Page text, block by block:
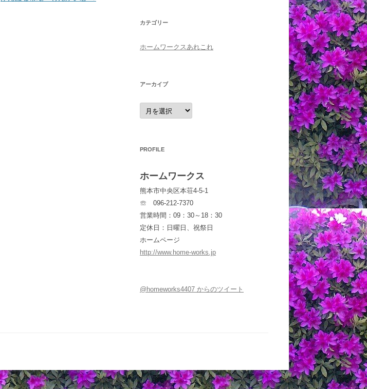
カテゴリー
ホームワークスあれこれ
アーカイブ
ア
ー
カ
PROFILE
ホームワークス
熊本市中央区本荘4-5-1
☏ 096-212-7370
営業時間：09：30～18：30
定休日：日曜日、祝祭日
ホームページ
http://www.home-works.jp
@homeworks4407 からのツイート